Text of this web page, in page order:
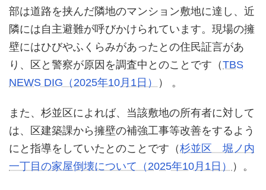
部は道路を挟んだ隣地のマンション敷地に達し、近
隣には自主避難が呼びかけられています。現場の擁
壁にはひびやふくらみがあったとの住民証言があ
り、区と警察が原因を調査中とのことです（TBS
NEWS DIG（2025年10月1日）
） 。
また、杉並区によれば、当該敷地の所有者に対して
は、区建築課から擁壁の補強工事等改善をするよう
にと指導をしていたとのことです（杉並区 堀ノ内
一丁目の家屋倒壊について（2025年10月1日）
）。